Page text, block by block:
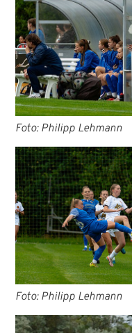
Foto: Philipp Lehmann
Foto: Philipp Lehmann